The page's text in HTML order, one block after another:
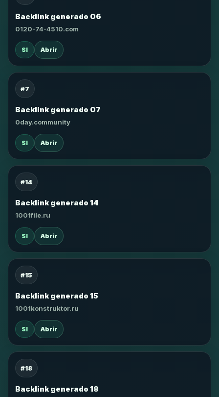
Backlink generado 06
0120-74-4510.com
SI Abrir
#7
Backlink generado 07
0day.community
SI Abrir
#14
Backlink generado 14
1001file.ru
SI Abrir
#15
Backlink generado 15
1001konstruktor.ru
SI Abrir
#18
Backlink generado 18